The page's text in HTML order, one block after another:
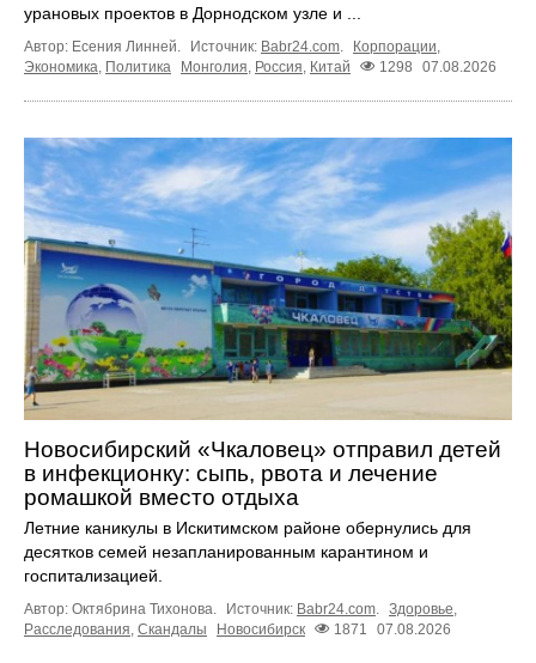
урановых проектов в Дорнодском узле и ...
Автор: Есения Линней. Источник: Babr24.com Корпорации
Экономика Политика Монголия Россия Китай 1298 07.08.2026
Новосибирский «Чкаловец» отправил детей
в инфекционку: сыпь, рвота и лечение
ромашкой вместо отдыха
Летние каникулы в Искитимском районе обернулись для
десятков семей незапланированным карантином и
госпитализацией.
Автор: Октябрина Тихонова. Источник: Babr24.com. Здоровье,
Расследования, Скандалы Новосибирск 1871 07.08.2026